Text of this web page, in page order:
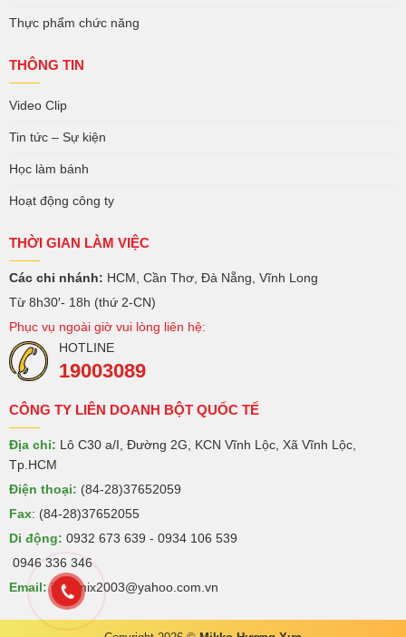
Thực phẩm chức năng
THÔNG TIN
Video Clip
Tin tức – Sự kiện
Học làm bánh
Hoạt động công ty
THỜI GIAN LÀM VIỆC
Các chi nhánh: HCM, Cần Thơ, Đà Nẵng, Vĩnh Long
Từ 8h30′- 18h (thứ 2-CN)
Phục vụ ngoài giờ vui lòng liên hệ:
HOTLINE
19003089
CÔNG TY LIÊN DOANH BỘT QUỐC TẾ
Địa chỉ: Lô C30 a/I, Đường 2G, KCN Vĩnh Lộc, Xã Vĩnh Lộc,
Tp.HCM
Điện thoại: (84-28)37652059
Fax: (84-28)37652055
Di động: 0932 673 639 - 0934 106 539
0946 336 346
Email:intermix2003@yahoo.com.vn